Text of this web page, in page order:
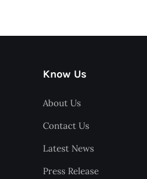
Know Us
About Us
Contact Us
Latest News
Press Release